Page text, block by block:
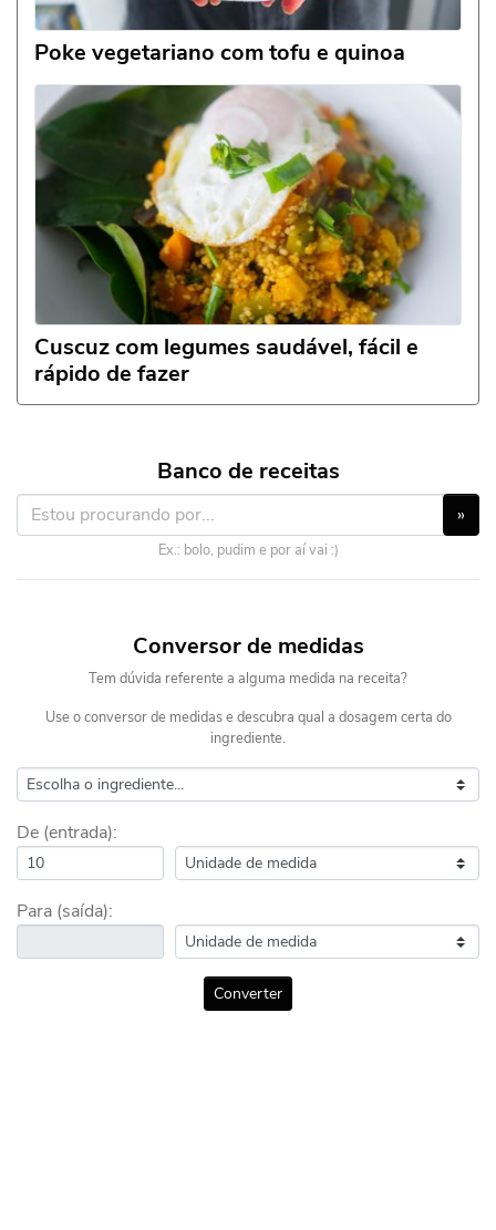
Poke vegetariano com tofu e quinoa
Cuscuz com legumes saudável, fácil e
rápido de fazer
Banco de receitas
»
Ex.: bolo, pudim e por aí vai :)
Conversor de medidas
Tem dúvida referente a alguma medida na receita?
Use o conversor de medidas e descubra qual a dosagem certa do
ingrediente.
De (entrada):
Para (saída):
Converter